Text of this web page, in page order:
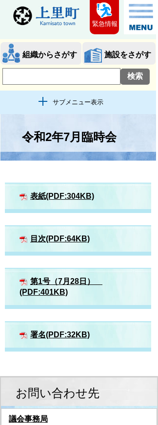
組織からさがす 施設をさがす
サブメニュー表示
緊急情報
令和2年7月臨時会
表紙(PDF:304KB)
目次(PDF:64KB)
第1号（7月28日）
(PDF:401KB)
署名(PDF:32KB)
お問い合わせ先
議会事務局